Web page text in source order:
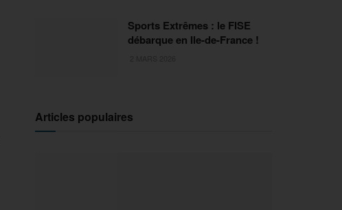
Sports Extrêmes : le FISE
débarque en Ile-de-France !
Articles populaires